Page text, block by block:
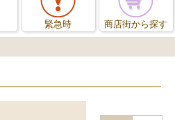
緊急時 商店街から探す